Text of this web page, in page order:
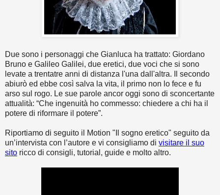
Due sono i personaggi che Gianluca ha trattato: Giordano
Bruno e Galileo Galilei, due eretici, due voci che si sono
levate a trentatre anni di distanza l'una dall'altra. Il secondo
abiurò ed ebbe così salva la vita, il primo non lo fece e fu
arso sul rogo. Le sue parole ancor oggi sono di sconcertante
attualità: “Che ingenuità ho commesso: chiedere a chi ha il
potere di riformare il potere”.
Riportiamo di seguito il Motion "Il sogno eretico" seguito da
un’intervista con l’autore e vi consigliamo di visitare il suo
sito ricco di consigli, tutorial, guide e molto altro.